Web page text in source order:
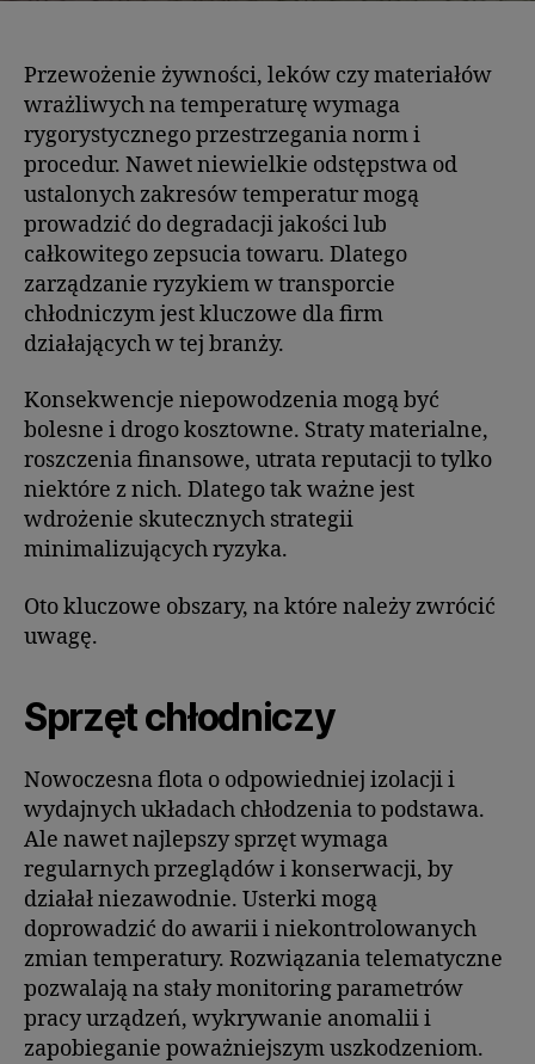
Przewożenie żywności, leków czy materiałów
wrażliwych na temperaturę wymaga
rygorystycznego przestrzegania norm i
procedur. Nawet niewielkie odstępstwa od
ustalonych zakresów temperatur mogą
prowadzić do degradacji jakości lub
całkowitego zepsucia towaru. Dlatego
zarządzanie ryzykiem w transporcie
chłodniczym jest kluczowe dla firm
działających w tej branży.
Konsekwencje niepowodzenia mogą być
bolesne i drogo kosztowne. Straty materialne,
roszczenia finansowe, utrata reputacji to tylko
niektóre z nich. Dlatego tak ważne jest
wdrożenie skutecznych strategii
minimalizujących ryzyka.
Oto kluczowe obszary, na które należy zwrócić
uwagę.
Sprzęt chłodniczy
Nowoczesna flota o odpowiedniej izolacji i
wydajnych układach chłodzenia to podstawa.
Ale nawet najlepszy sprzęt wymaga
regularnych przeglądów i konserwacji, by
działał niezawodnie. Usterki mogą
doprowadzić do awarii i niekontrolowanych
zmian temperatury. Rozwiązania telematyczne
pozwalają na stały monitoring parametrów
pracy urządzeń, wykrywanie anomalii i
zapobieganie poważniejszym uszkodzeniom.